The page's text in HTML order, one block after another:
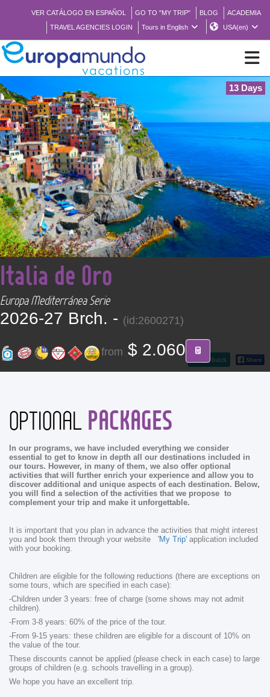
VER CATÁLOGO EN ESPAÑOL GO TO "MY TRIP" BLOG
ACADEMIA
TRAVEL AGENCIES LOGIN
Tours in English USA(en)
BROCHURE PDF
WHERE TO BUY
FEATURED
ABOUT US
Find your Tour
13 Days
go back
<
Italia de Oro
Europa Mediterránea Serie
2026-27 Brch. - (id:2600271)
from $ 2.060
OPTIONAL PACKAGES
In our programs, we have included everything we consider
essential to get to know in depth all our destinations included in
our tours. However, in many of them, we also offer optional
activities that will further enrich your experience and allow you to
discover additional and unique aspects of each destination. Below,
you will find a selection of the activities that we propose to
complement your trip and make it unforgettable.
It is important that you plan in advance the activities that might interest
you and book them through your website 'My Trip' application included
with your booking.
Children are eligible for the following reductions (there are exceptions on
some tours, which are specified in each case):
-Children under 3 years: free of charge (some shows may not admit
children).
-From 3-8 years: 60% of the price of the tour.
-From 9-15 years: these children are eligible for a discount of 10% on
the value of the tour.
These discounts cannot be applied (please check in each case) to large
groups of children (e.g. schools travelling in a group).
We hope you have an excellent trip.